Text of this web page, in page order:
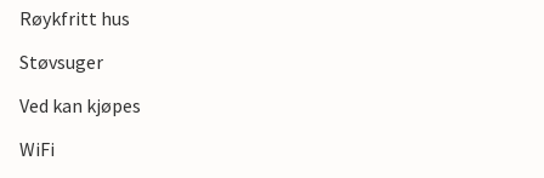
Merk: Badestampen varmes opp med ved, vennligst ta med
egen ved.
Røykfritt hus
Støvsuger
Ved kan kjøpes
WiFi